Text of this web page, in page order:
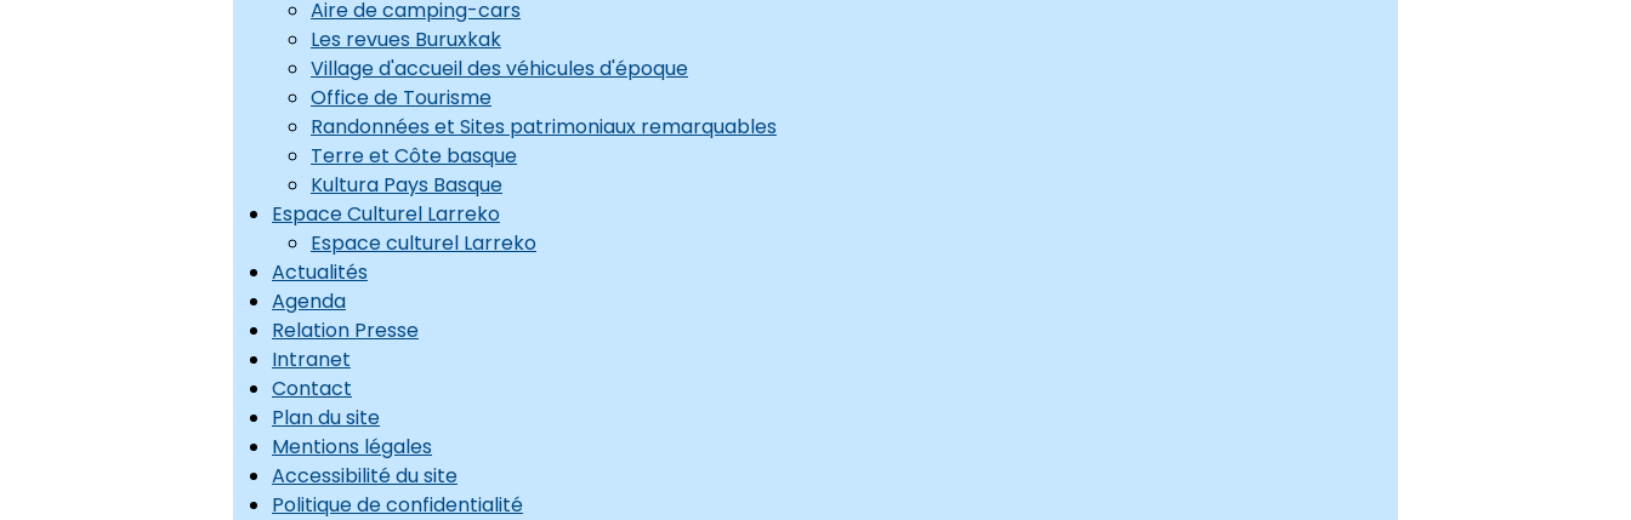
Aire de camping-cars
Les revues Buruxkak
Village d'accueil des véhicules d'époque
Office de Tourisme
Randonnées et Sites patrimoniaux remarquables
Terre et Côte basque
Kultura Pays Basque
Espace Culturel Larreko
Espace culturel Larreko
Actualités
Agenda
Relation Presse
Intranet
Contact
Plan du site
Mentions légales
Accessibilité du site
Politique de confidentialité